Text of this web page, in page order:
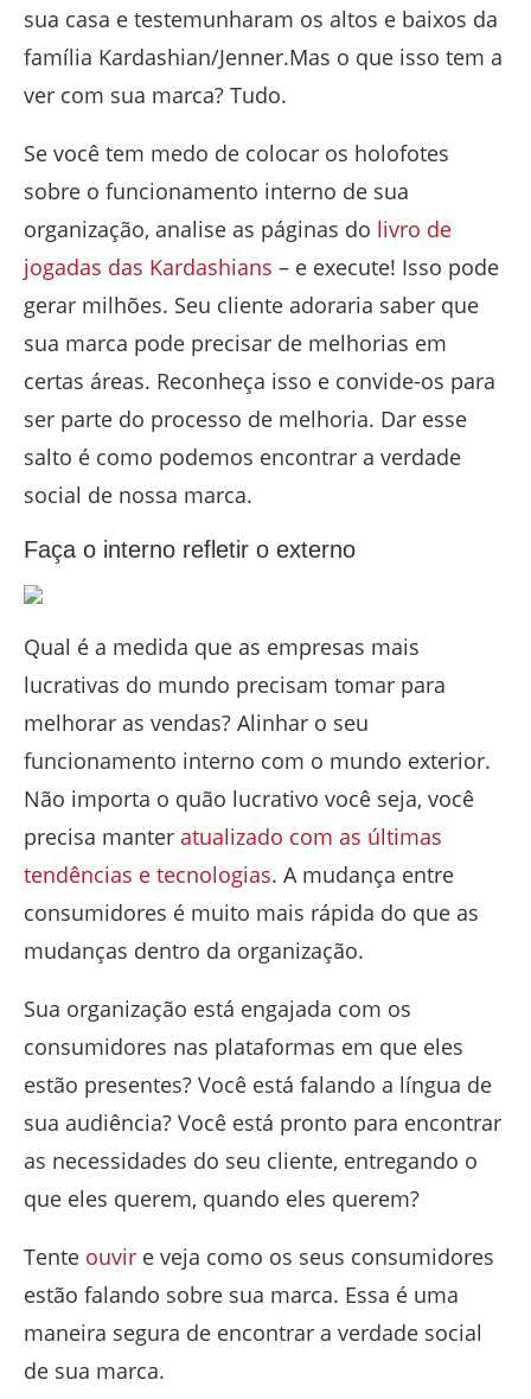
sua casa e testemunharam os altos e baixos da
família Kardashian/Jenner.Mas o que isso tem a
ver com sua marca? Tudo.
Se você tem medo de colocar os holofotes
sobre o funcionamento interno de sua
organização, analise as páginas do livro de
jogadas das Kardashians – e execute! Isso pode
gerar milhões. Seu cliente adoraria saber que
sua marca pode precisar de melhorias em
certas áreas. Reconheça isso e convide-os para
ser parte do processo de melhoria. Dar esse
salto é como podemos encontrar a verdade
social de nossa marca.
Faça o interno refletir o externo
Qual é a medida que as empresas mais
lucrativas do mundo precisam tomar para
melhorar as vendas? Alinhar o seu
funcionamento interno com o mundo exterior.
Não importa o quão lucrativo você seja, você
precisa manter atualizado com as últimas
tendências e tecnologias. A mudança entre
consumidores é muito mais rápida do que as
mudanças dentro da organização.
Sua organização está engajada com os
consumidores nas plataformas em que eles
estão presentes? Você está falando a língua de
sua audiência? Você está pronto para encontrar
as necessidades do seu cliente, entregando o
que eles querem, quando eles querem?
Tente ouvir e veja como os seus consumidores
estão falando sobre sua marca. Essa é uma
maneira segura de encontrar a verdade social
de sua marca.